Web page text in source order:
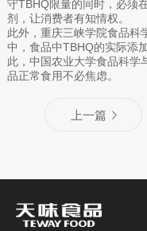
守TBHQ限量的同时，必须
剂，让消费者有知情权。
此外，重庆三峡学院食品科
中，食品中TBHQ的实际添
此，中国农业大学食品科学
品正常食用不必焦虑。
上一篇